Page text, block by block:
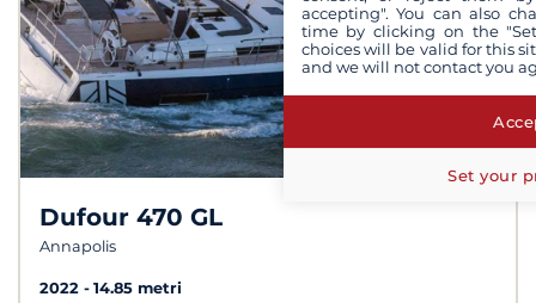
Dufour 470 GL
Annapolis
2022
14.85 metri
accepting". You can also
time by clicking on the
choices will be valid for this
and we will not contact you
Set your